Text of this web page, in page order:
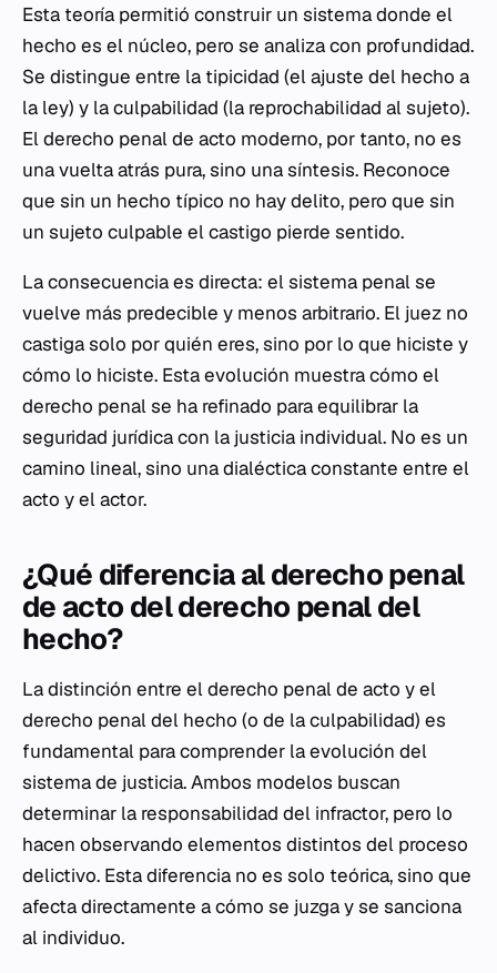
Esta teoría permitió construir un sistema donde el
hecho es el núcleo, pero se analiza con profundidad.
Se distingue entre la tipicidad (el ajuste del hecho a
la ley) y la culpabilidad (la reprochabilidad al sujeto).
El derecho penal de acto moderno, por tanto, no es
una vuelta atrás pura, sino una síntesis. Reconoce
que sin un hecho típico no hay delito, pero que sin
un sujeto culpable el castigo pierde sentido.
La consecuencia es directa: el sistema penal se
vuelve más predecible y menos arbitrario. El juez no
castiga solo por quién eres, sino por lo que hiciste y
cómo lo hiciste. Esta evolución muestra cómo el
derecho penal se ha refinado para equilibrar la
seguridad jurídica con la justicia individual. No es un
camino lineal, sino una dialéctica constante entre el
acto y el actor.
¿Qué diferencia al derecho penal
de acto del derecho penal del
hecho?
La distinción entre el derecho penal de acto y el
derecho penal del hecho (o de la culpabilidad) es
fundamental para comprender la evolución del
sistema de justicia. Ambos modelos buscan
determinar la responsabilidad del infractor, pero lo
hacen observando elementos distintos del proceso
delictivo. Esta diferencia no es solo teórica, sino que
afecta directamente a cómo se juzga y se sanciona
al individuo.